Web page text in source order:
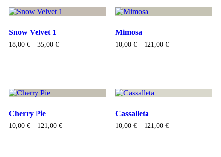
Snow Velvet 1
18,00 € – 35,00 €
Mimosa
10,00 € – 121,00 €
Cherry Pie
10,00 € – 121,00 €
Cassalleta
10,00 € – 121,00 €